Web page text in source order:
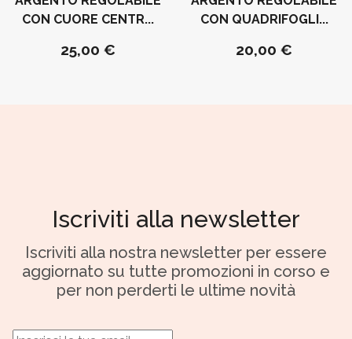
CON CUORE CENTR...
25,00 €
CON QUADRIFOGLI...
20,00 €
Iscriviti alla newsletter
Iscriviti alla nostra newsletter per essere
aggiornato su tutte promozioni in corso e
per non perderti le ultime novità